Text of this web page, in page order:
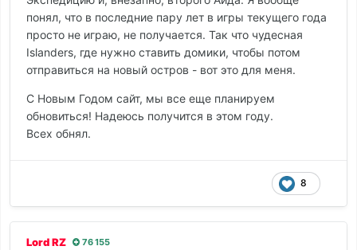
понял, что в последние пару лет в игры текущего года
просто не играю, не получается. Так что чудесная
Islanders, где нужно ставить домики, чтобы потом
отправиться на новый остров - вот это для меня.
С Новым Годом сайт, мы все еще планируем
обновиться! Надеюсь получится в этом году.
Всех обнял.
8
Lord RZ 76 155